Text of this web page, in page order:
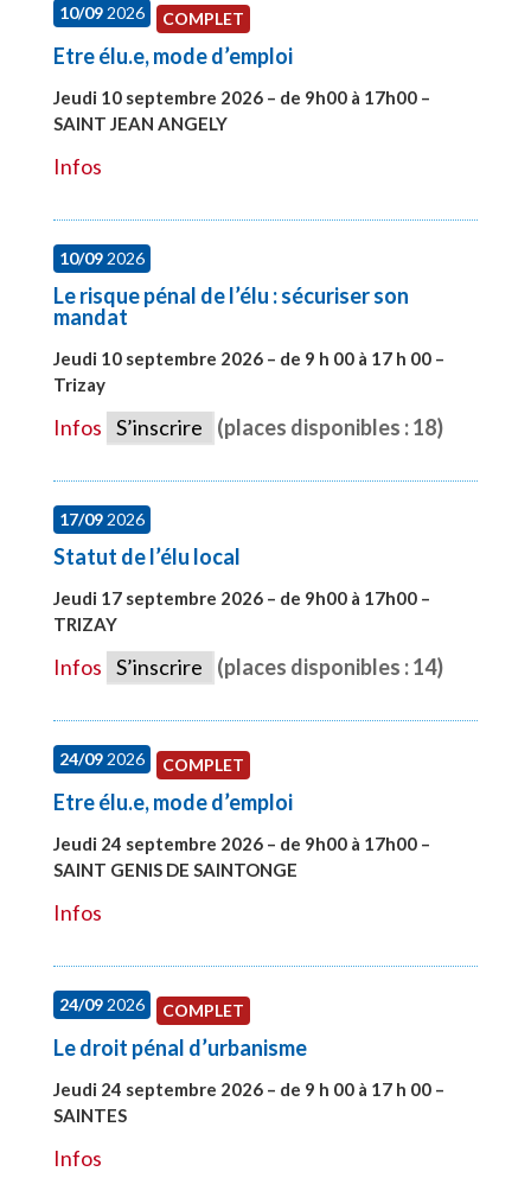
10/092026 COMPLET
Etre élu.e, mode d’emploi
Jeudi 10 septembre 2026 – de 9h00 à 17h00 –
SAINT JEAN ANGELY
Infos
10/092026
Le risque pénal de l’élu : sécuriser son
mandat
Jeudi 10 septembre 2026 – de 9 h 00 à 17 h 00 –
Trizay
Infos S’inscrire (places disponibles : 18)
17/092026
Statut de l’élu local
Jeudi 17 septembre 2026 – de 9h00 à 17h00 –
TRIZAY
Infos S’inscrire (places disponibles : 14)
24/092026 COMPLET
Etre élu.e, mode d’emploi
Jeudi 24 septembre 2026 – de 9h00 à 17h00 –
SAINT GENIS DE SAINTONGE
Infos
24/092026 COMPLET
Le droit pénal d’urbanisme
Jeudi 24 septembre 2026 – de 9 h 00 à 17 h 00 –
SAINTES
Infos